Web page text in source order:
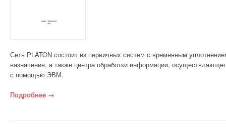
ПРОМЫШЛЕННЫЕ
Сеть PLATON состоит из первичных систем с временным
назначения, а также центра обработки информации,
с по­мощью ЭВМ.
Подробнее «Система синхронизации цифровой сети»
→